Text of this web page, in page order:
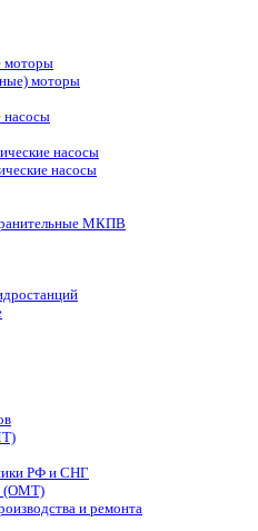
моторы
моторы
насосы
насосы
насосы
МКПВ
РФ и СНГ
(OMT)
и ремонта